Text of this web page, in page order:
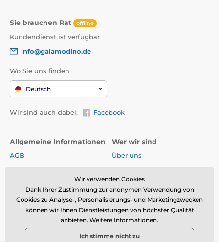
Sie brauchen Rat offline
Kundendienst ist verfügbar
info@galamodino.de
Wo Sie uns finden
Deutsch
Wir sind auch dabei: Facebook
Allgemeine Informationen
AGB
Versand & Zahlungsarten
Rückgabe und Reklamation
Online-Retoure &
Wer wir sind
Über uns
Galamodino
Kontakt
Impressum
Datenschutz
Wir verwenden Cookies
Dank Ihrer Zustimmung zur anonymen Verwendung von
Cookies zu Analyse-, Personalisierungs- und Marketingzwecken
können wir Ihnen Dienstleistungen von höchster Qualität
anbieten. Weitere Informationen.
Ich stimme nicht zu